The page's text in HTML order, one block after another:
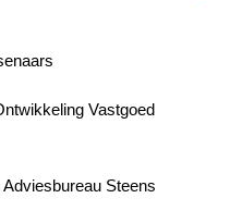
Vastgoed
Steens